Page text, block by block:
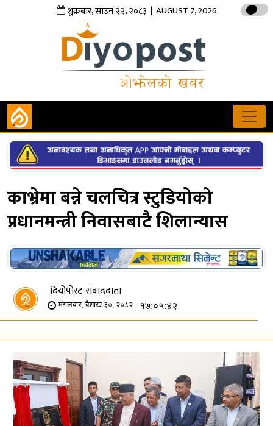
शुक्रबार,साउन२२,२०८३ | AUGUST 7, 2026
काभ्रेमा बन्ने चलचित्र स्टुडियोको
प्रधानमन्त्री निवासबाटै शिलान्यास
दियोपोस्ट संवाददाता
मंगलबार, बैशाख ३०, २०८२ | १७:०५:४२